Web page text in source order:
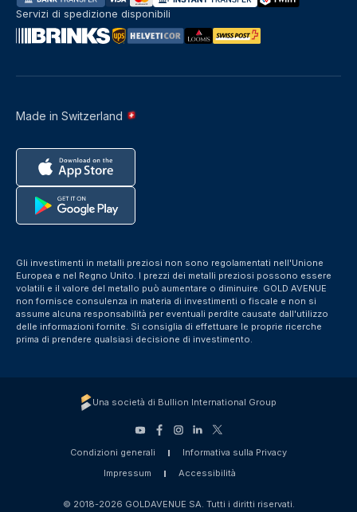
Made in Switzerland
Servizi di spedizione disponibili
Gli investimenti in metalli preziosi non sono regolamentati nell'Unione
Europea e nel Regno Unito. I prezzi dei metalli preziosi possono essere
volatili e il valore del metallo può aumentare o diminuire. GOLD AVENUE
non fornisce consulenza in materia di investimenti o fiscale e non si
assume alcuna responsabilità per eventuali perdite causate dall'utilizzo
delle informazioni fornite. Si consiglia di effettuare le proprie ricerche
prima di prendere qualsiasi decisione di investimento.
Una società di Bullion International Group
Condizioni generali
Informativa sulla Privacy
Impressum
Accessibilità
© 2018-2026 GOLDAVENUE SA. Tutti i diritti riservati.